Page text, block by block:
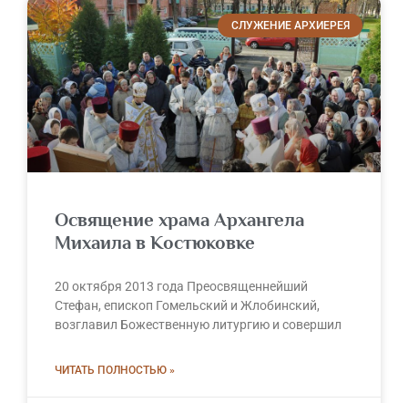
СЛУЖЕНИЕ АРХИЕРЕЯ
Освящение храма Архангела
Михаила в Костюковке
20 октября 2013 года Преосвященнейший
Стефан, епископ Гомельский и Жлобинский,
возглавил Божественную литургию и совершил
ЧИТАТЬ ПОЛНОСТЬЮ »